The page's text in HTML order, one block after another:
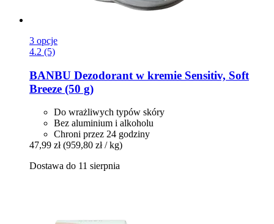
3 opcje
4.2 (5)
BANBU Dezodorant w kremie Sensitiv, Soft
Breeze (50 g)
Do wrażliwych typów skóry
Bez aluminium i alkoholu
Chroni przez 24 godziny
47,99 zł (959,80 zł / kg)
Dostawa do 11 sierpnia